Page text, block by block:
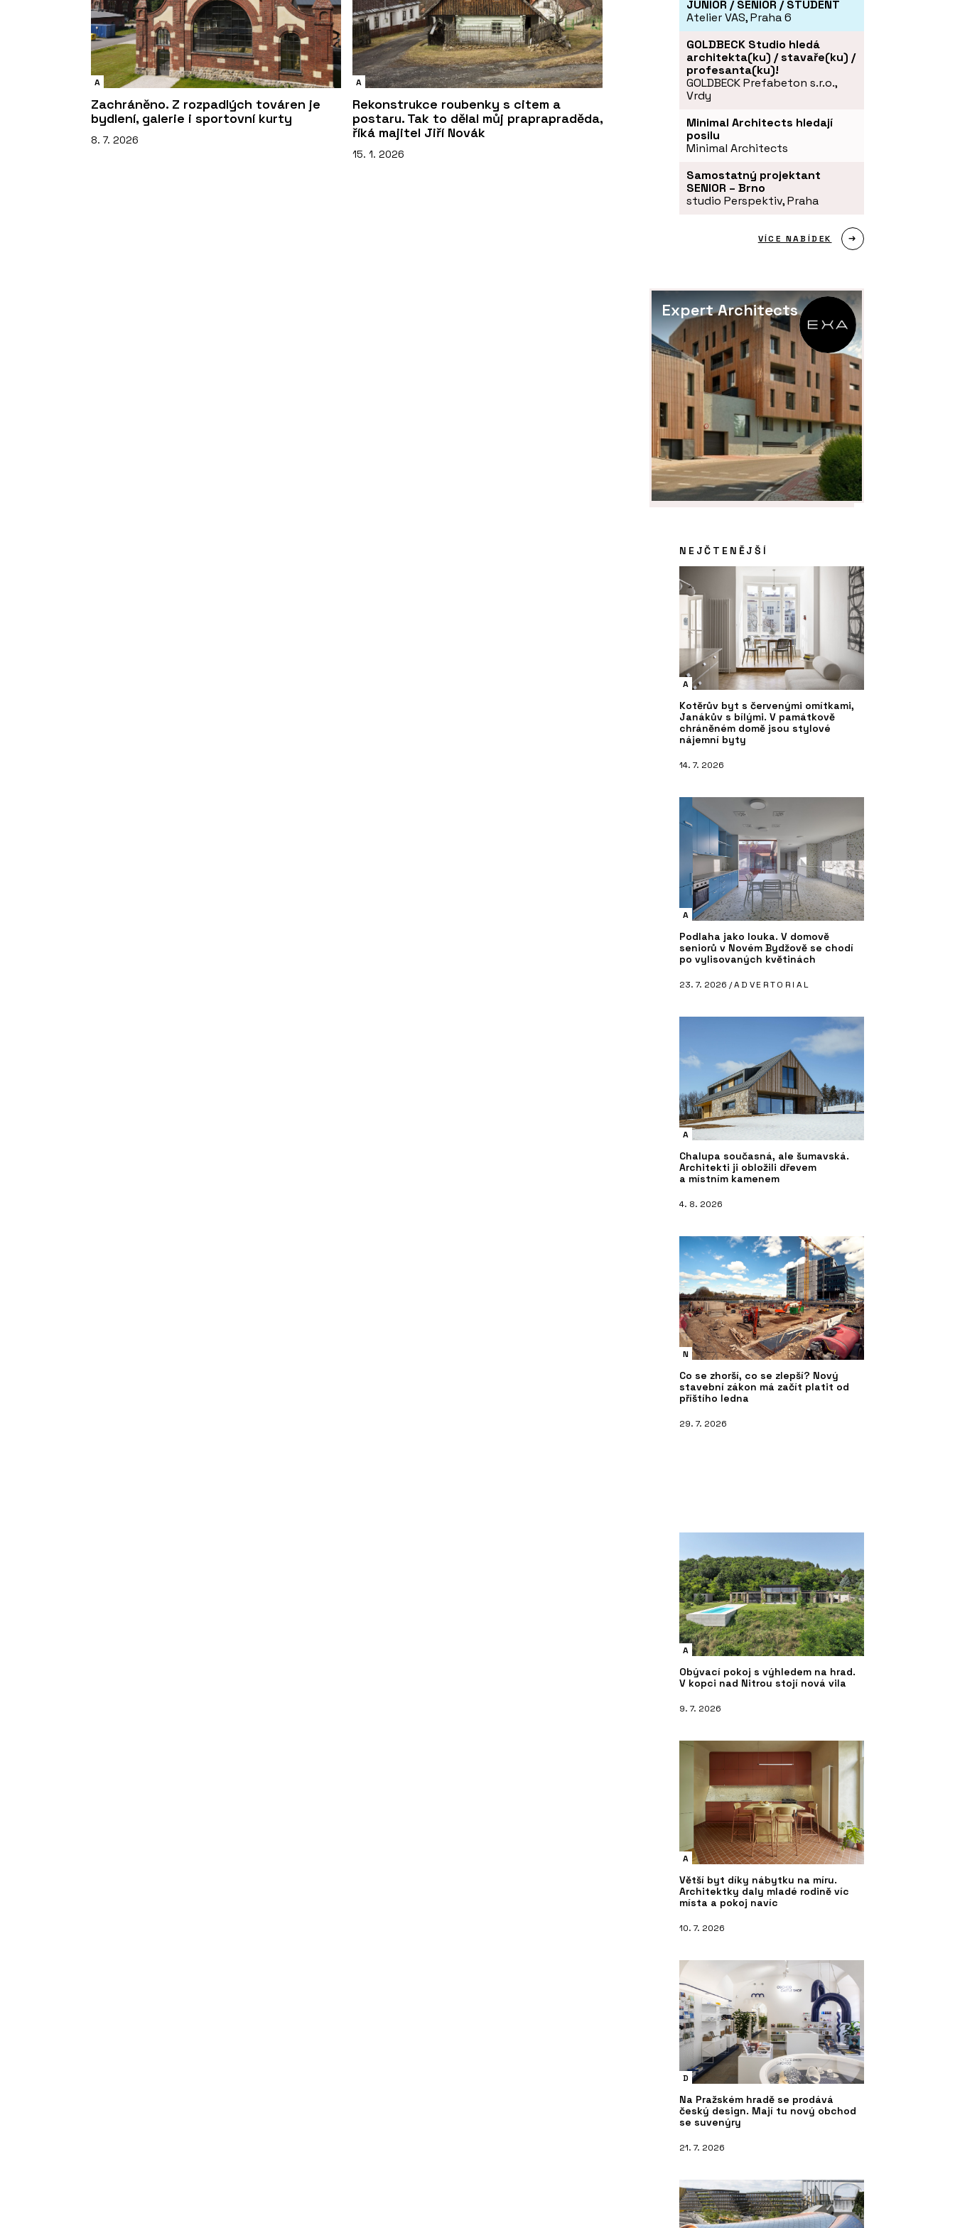
A
Zachráněno. Z rozpadlých továren je
bydlení, galerie i sportovní kurty
8. 7. 2026
A
Rekonstrukce roubenky s citem a
postaru. Tak to dělal můj praprapraděda,
říká majitel Jiří Novák
15. 1. 2026
JUNIOR / SENIOR / STUDENT
Atelier VAS, Praha 6
GOLDBECK Studio hledá
architekta(ku) / stavaře(ku) /
profesanta(ku)!
GOLDBECK Prefabeton s.r.o.,
Vrdy
Minimal Architects hledají
posilu
Minimal Architects
Samostatný projektant
SENIOR – Brno
studio Perspektiv, Praha
VÍCE NABÍDEK
Expert Architects
NEJČTENĚJŠÍ
A
Kotěrův byt s červenými omítkami,
Janákův s bílými. V památkově
chráněném domě jsou stylové
nájemní byty
14. 7. 2026
A
Podlaha jako louka. V domově
seniorů v Novém Bydžově se chodí
po vylisovaných květinách
23. 7. 2026 /ADVERTORIAL
A
Chalupa současná, ale šumavská.
Architekti ji obložili dřevem
a místním kamenem
4. 8. 2026
N
Co se zhorší, co se zlepší? Nový
stavební zákon má začít platit od
příštího ledna
29. 7. 2026
A
Obývací pokoj s výhledem na hrad.
V kopci nad Nitrou stojí nová vila
9. 7. 2026
A
Větší byt díky nábytku na míru.
Architektky daly mladé rodině víc
místa a pokoj navíc
10. 7. 2026
D
Na Pražském hradě se prodává
český design. Mají tu nový obchod
se suvenýry
21. 7. 2026